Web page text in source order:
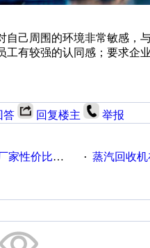
自己周围的环境非常敏感，
工有较强的认同感；要求企
答 回复楼主 举报
价比高一些 · 蒸汽回收